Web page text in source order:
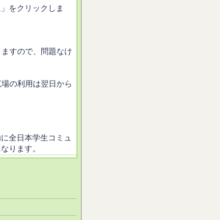
をクリックしま
すので、問題なけ
の利用は翌日から
全日本学生コミュ
ります。